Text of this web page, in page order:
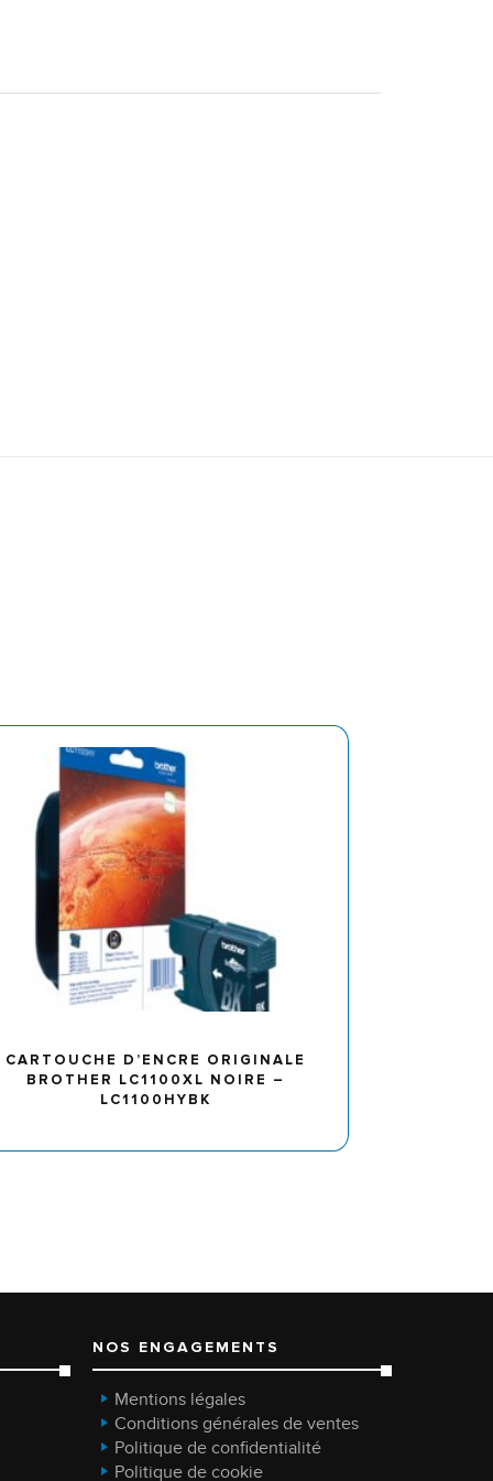
CARTOUCHE D’ENCRE ORIGINALE
BROTHER LC1100XL NOIRE –
LC1100HYBK
NOS ENGAGEMENTS
Mentions légales
Conditions générales de ventes
Politique de confidentialité
Politique de cookie